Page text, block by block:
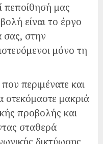
πεποίθησή μας
είναι το έργο
σας, στην
μόνο τη
περιμένατε και
στεκόμαστε μακριά
προβολής και
σταθερά